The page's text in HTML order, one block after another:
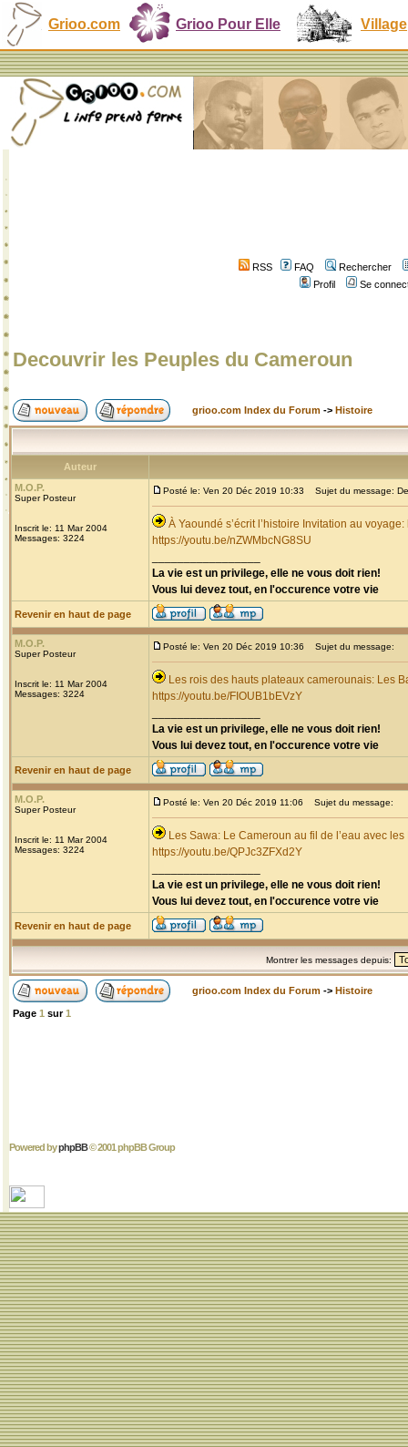
Grioo.com Grioo Pour Elle Village
RSS FAQ
Rechercher
Profil
Se
Decouvrir les Peuples du Cameroun
grioo.com Index du Forum -> Histoire
Auteur
M.O.P.
Super Posteur
Inscrit le: 11 Mar 2004
Messages: 3224
Posté le: Ven 20 Déc 2019 10:33 Sujet du message:
À Yaoundé s’écrit l’histoire Invitation au
https://youtu.be/nZWMbcNG8SU
La vie est un privilege, elle ne vous doit rien!
Vous lui devez tout, en l'occurence votre vie
Revenir en haut de page
M.O.P.
Super Posteur
Inscrit le: 11 Mar 2004
Messages: 3224
Posté le: Ven 20 Déc 2019 10:36 Sujet du message:
Les rois des hauts plateaux camerounais: Les
https://youtu.be/FIOUB1bEVzY
La vie est un privilege, elle ne vous doit rien!
Vous lui devez tout, en l'occurence votre vie
Revenir en haut de page
M.O.P.
Super Posteur
Inscrit le: 11 Mar 2004
Messages: 3224
Posté le: Ven 20 Déc 2019 11:06 Sujet du message:
Les Sawa: Le Cameroun au fil de l’eau avec
https://youtu.be/QPJc3ZFXd2Y
La vie est un privilege, elle ne vous doit rien!
Vous lui devez tout, en l'occurence votre vie
Revenir en haut de page
Montrer les messages depuis:
grioo.com Index du Forum -> Histoire
Page 1 sur1
Powered byphpBB© 2001 phpBB Group